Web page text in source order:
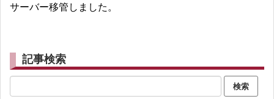
サーバー移管しました。
記事検索